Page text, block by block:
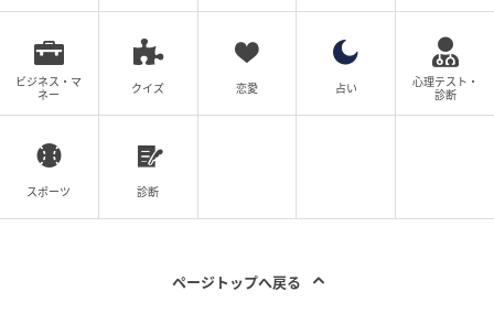
@short.drama1
「オースオスオス！無理言って入れてくれてありがと
「あっ、全然大丈夫です」
ビジネス・マ
ネー
クイズ 恋愛 占い
心理テスト・
診断
スポーツ 診断
ページトップへ戻る